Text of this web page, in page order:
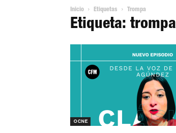
Inicio Etiquetas Trompa
Etiqueta: trompa
OCNE